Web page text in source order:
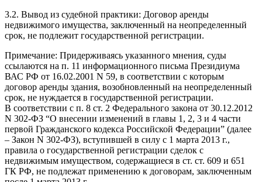
3.2. Вывод из судебной практики: Договор аренды
недвижимого имущества, заключенный на неопределенный
срок, не подлежит государственной регистрации.
Примечание: Придерживаясь указанного мнения, суды
ссылаются на п. 11 информационного письма Президиума
ВАС РФ от 16.02.2001 N 59, в соответствии с которым
договор аренды здания, возобновленный на неопределенный
срок, не нуждается в государственной регистрации.
В соответствии с п. 8 ст. 2 Федерального закона от 30.12.2012
N 302-ФЗ “О внесении изменений в главы 1, 2, 3 и 4 части
первой Гражданского кодекса Российской Федерации” (далее
– Закон N 302-ФЗ), вступившей в силу с 1 марта 2013 г.,
правила о государственной регистрации сделок с
недвижимым имуществом, содержащиеся в ст. ст. 609 и 651
ГК РФ, не подлежат применению к договорам, заключенным